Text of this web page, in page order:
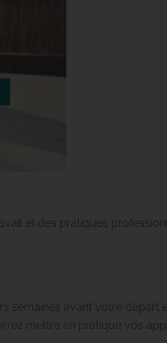
et des pratiques
semaines avant votre départ
mettre en pratique vos